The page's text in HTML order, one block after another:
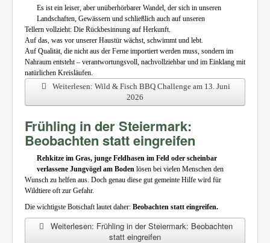
Es ist ein leiser, aber unüberhörbarer Wandel, der sich in unseren
Landschaften, Gewässern und schließlich auch auf unseren
Tellern vollzieht: Die Rückbesinnung auf Herkunft.
Auf das, was vor unserer Haustür wächst, schwimmt und lebt.
Auf Qualität, die nicht aus der Ferne importiert werden muss, sondern im
Nahraum entsteht – verantwortungsvoll, nachvollziehbar und im Einklang mit
natürlichen Kreisläufen.
Weiterlesen: Wild & Fisch BBQ Challenge am 13. Juni
2026
Frühling in der Steiermark:
Beobachten statt eingreifen
Rehkitze im Gras, junge Feldhasen im Feld oder scheinbar
verlassene Jungvögel am Boden lösen bei vielen Menschen den
Wunsch zu helfen aus. Doch genau diese gut gemeinte Hilfe wird für
Wildtiere oft zur Gefahr.
Die wichtigste Botschaft lautet daher: Beobachten statt eingreifen.
Weiterlesen: Frühling in der Steiermark: Beobachten
statt eingreifen